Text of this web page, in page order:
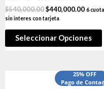
$540,000.00$440,000.00 6
sin interes con tarjeta
Seleccionar Opciones
25% OFF
Pago de